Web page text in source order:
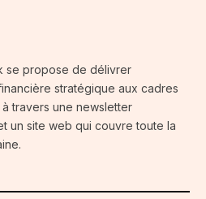
se propose de délivrer
stratégique aux cadres
travers une newsletter
un site web qui couvre toute la